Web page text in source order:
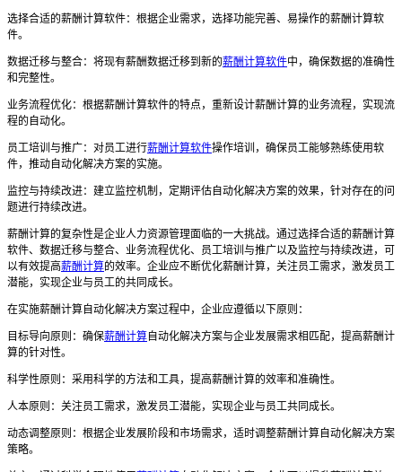
选择合适的薪酬计算软件：根据企业需求，选择功能完善、易操作的薪酬计算软
件。
数据迁移与整合：将现有薪酬数据迁移到新的薪酬计算软件中，确保数据的准确性
和完整性。
业务流程优化：根据薪酬计算软件的特点，重新设计薪酬计算的业务流程，实现流
程的自动化。
员工培训与推广：对员工进行薪酬计算软件操作培训，确保员工能够熟练使用软
件，推动自动化解决方案的实施。
监控与持续改进：建立监控机制，定期评估自动化解决方案的效果，针对存在的问
题进行持续改进。
薪酬计算的复杂性是企业人力资源管理面临的一大挑战。通过选择合适的薪酬计算
软件、数据迁移与整合、业务流程优化、员工培训与推广以及监控与持续改进，可
以有效提高薪酬计算的效率。企业应不断优化薪酬计算，关注员工需求，激发员工
潜能，实现企业与员工的共同成长。
在实施薪酬计算自动化解决方案过程中，企业应遵循以下原则：
目标导向原则：确保薪酬计算自动化解决方案与企业发展需求相匹配，提高薪酬计
算的针对性。
科学性原则：采用科学的方法和工具，提高薪酬计算的效率和准确性。
人本原则：关注员工需求，激发员工潜能，实现企业与员工共同成长。
动态调整原则：根据企业发展阶段和市场需求，适时调整薪酬计算自动化解决方案
策略。